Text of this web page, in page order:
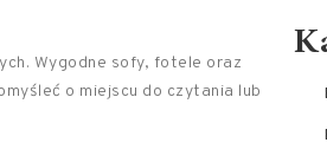
Wygodne sofy, fotele oraz
o miejscu do czytania lub